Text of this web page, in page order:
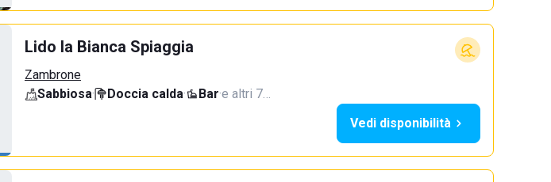
Lido la Bianca Spiaggia
Zambrone
Sabbiosa· Doccia calda· Bar·e altri 7…
Vedi disponibilità